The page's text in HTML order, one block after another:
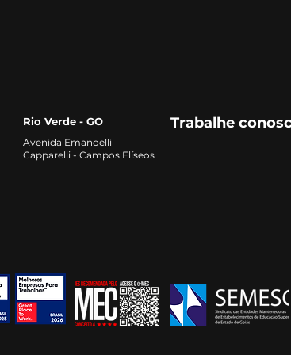
Trabalhe
Rio Verde - GO
Avenida Emanoelli
Capparelli - Campos Elíseos